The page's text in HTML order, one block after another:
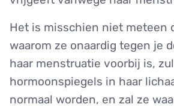
Het is misschien niet meteen
waarom ze onaardig tegen je
haar menstruatie voorbij is,
hormoonspiegels in haar
normaal worden, en zal ze